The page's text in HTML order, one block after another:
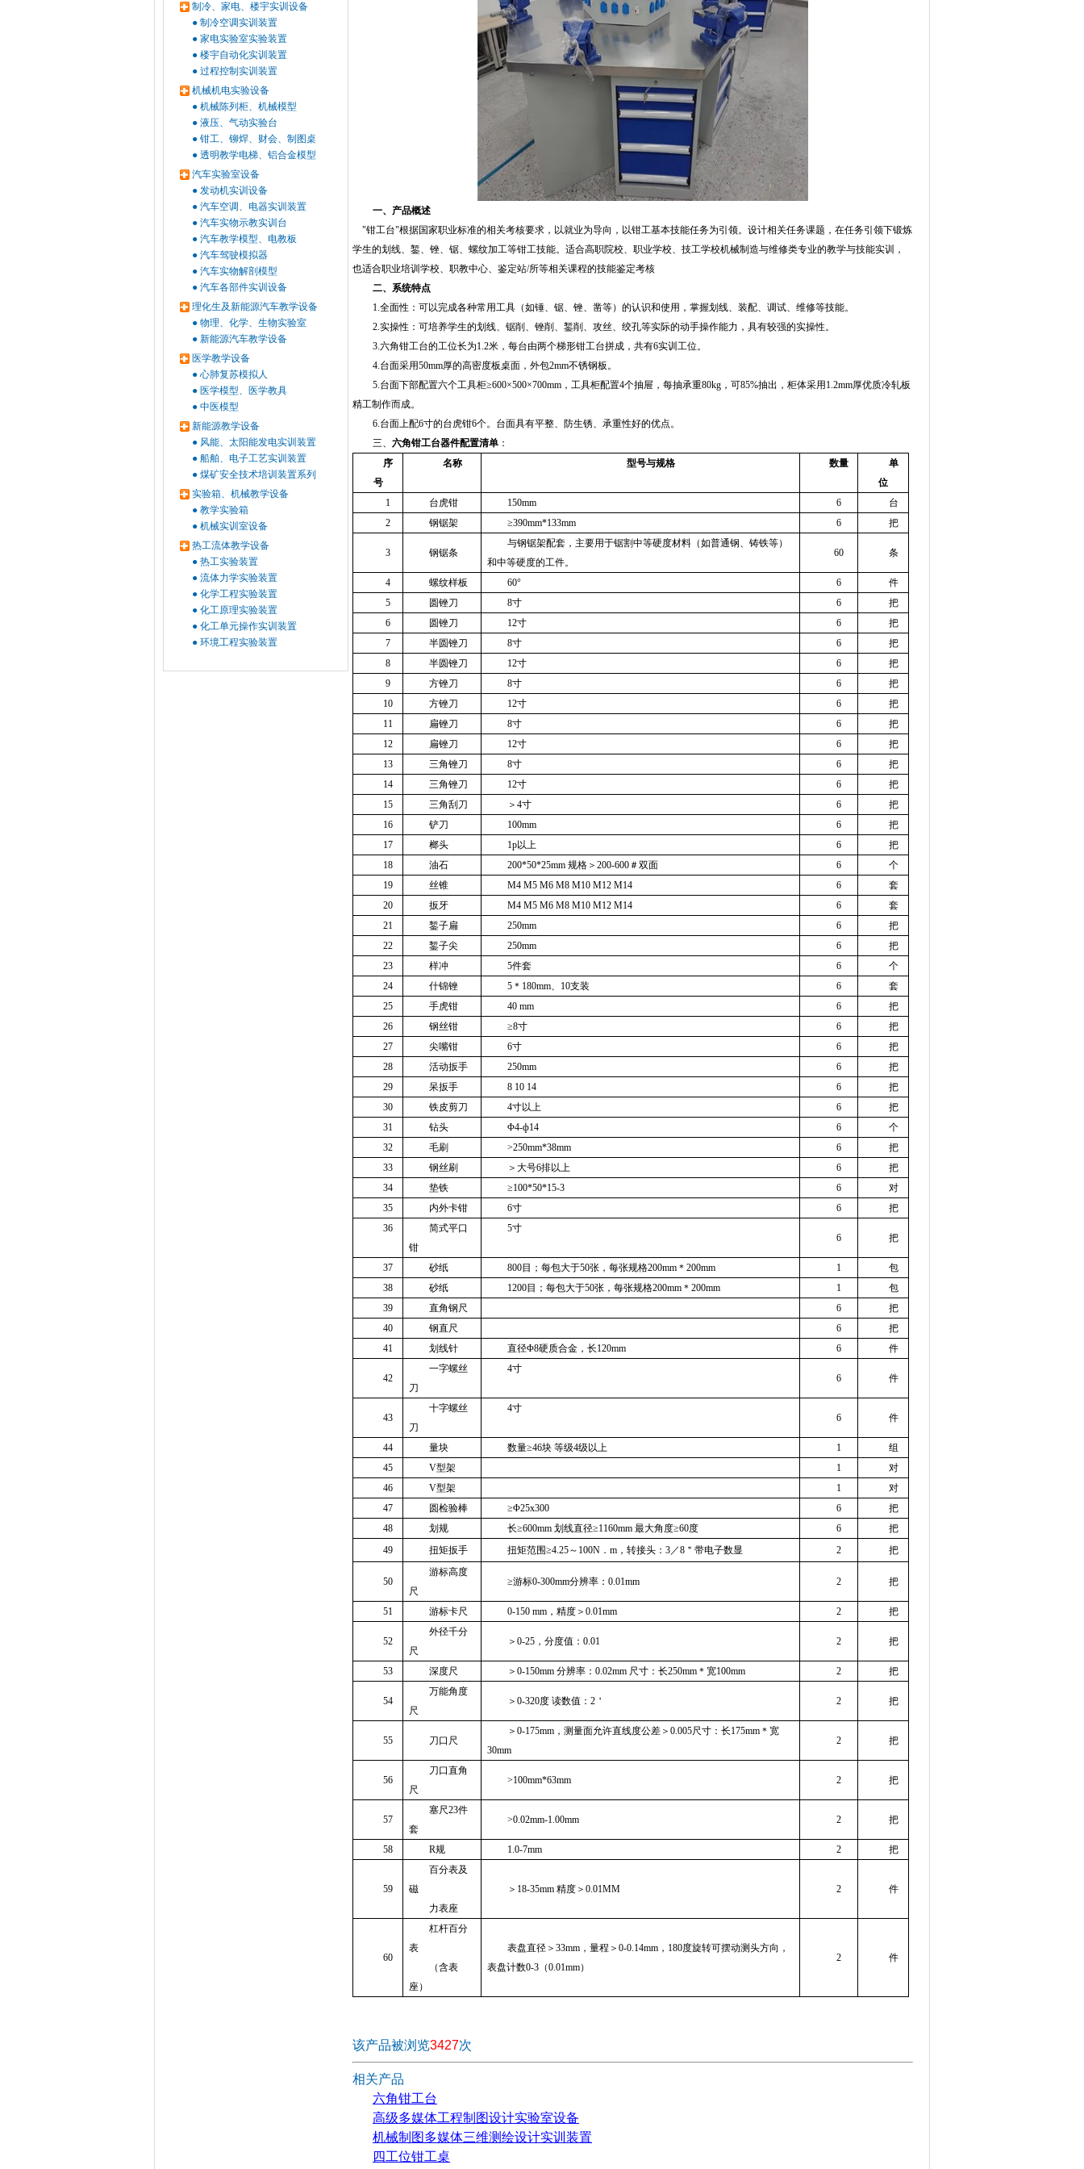
制冷、家电、楼宇实训设备
● 制冷空调实训装置
● 家电实验室实验装置
● 楼宇自动化实训装置
● 过程控制实训装置
机械机电实验设备
● 机械陈列柜、机械模型
● 液压、气动实验台
● 钳工、铆焊、财会、制图桌
● 透明教学电梯、铝合金模型
汽车实验室设备
● 发动机实训设备
● 汽车空调、电器实训装置
● 汽车实物示教实训台
● 汽车教学模型、电教板
● 汽车驾驶模拟器
● 汽车实物解剖模型
● 汽车各部件实训设备
理化生及新能源汽车教学设备
● 物理、化学、生物实验室
● 新能源汽车教学设备
医学教学设备
● 心肺复苏模拟人
● 医学模型、医学教具
● 中医模型
新能源教学设备
● 风能、太阳能发电实训装置
● 船舶、电子工艺实训装置
● 煤矿安全技术培训装置系列
实验箱、机械教学设备
● 教学实验箱
● 机械实训室设备
热工流体教学设备
● 热工实验装置
● 流体力学实验装置
● 化学工程实验装置
● 化工原理实验装置
● 化工单元操作实训装置
● 环境工程实验装置
一、产品概述
"钳工台"根据国家职业标准的相关考核要求，以就业为导向，以钳工基本技能任务为引领。设计相关任务课题，在任务引领下锻炼
学生的划线、錾、锉、锯、螺纹加工等钳工技能。适合高职院校、职业学校、技工学校机械制造与维修类专业的教学与技能实训，
也适合职业培训学校、职教中心、鉴定站/所等相关课程的技能鉴定考核
二、系统特点
1.全面性：可以完成各种常用工具（如锤、锯、锉、凿等）的认识和使用，掌握划线、装配、调试、维修等技能。
2.实操性：可培养学生的划线、锯削、锉削、錾削、攻丝、绞孔等实际的动手操作能力，具有较强的实操性。
3.六角钳工台的工位长为1.2米，每台由两个梯形钳工台拼成，共有6实训工位。
4.台面采用50mm厚的高密度板桌面，外包2mm不锈钢板。
5.台面下部配置六个工具柜≥600×500×700mm ，工具柜配置4个抽屉，每抽承重80kg ，可85%抽出，柜体采用 1.2mm厚优质冷轧板
精工制作而成。
6.台面上配6寸的台虎钳6个。台面具有平整、防生锈、承重性好的优点。
三、 六角钳工台器件配置清单 ：
序
号
名称 型号与规格 数量
单
位
1
台虎钳 150mm 6
台
2
钢锯架 ≥390mm*133mm 6 把
3 钢锯条
与钢锯架配套，主要用于锯割中等硬度材料（如普通钢、铸铁等）
和中等硬度的工件。
60 条
4 螺纹样板 60° 6
件
5
圆锉刀 8寸 6
把
6
圆锉刀 12寸 6
把
7
半圆锉刀 8寸 6
把
8
半圆锉刀 12寸 6
把
9
方锉刀 8寸 6
把
10
方锉刀 12寸 6
把
11
扁锉刀 8寸 6
把
12
扁锉刀 12寸 6
把
13
三角锉刀 8寸 6
把
14
三角锉刀 12寸 6
把
15
三角刮刀 ＞4寸 6
把
16
铲刀 100mm 6
把
17
榔头 1p以上 6
把
18
油石 200*50*25mm规格＞200-600 ＃双面 6
个
19
丝锥 M4 M5 M6 M8 M10 M12 M14 6
套
20
扳牙 M4 M5 M6 M8 M10 M12 M14 6
套
21
錾子扁 250mm 6
把
22
錾子尖 250mm 6
把
23
样冲 5件套 6
个
24
什锦锉 5 ＊ 180mm、 10支装 6
套
25
手虎钳 40 mm 6
把
26
钢丝钳 ≥8寸 6
把
27
尖嘴钳 6寸 6
把
28
活动扳手 250mm 6
把
29
呆扳手 8 10 14 6
把
30
铁皮剪刀 4寸以上 6
把
31
钻头 Φ4-ф14 6
个
32
毛刷 >250mm*38mm 6
把
33
钢丝刷 ＞大号6排以上 6
把
34
垫铁 ≥100*50*15-3 6
对
35
内外卡钳 6寸 6
把
36
简式平口
钳
5寸
6
把
37 砂纸 800目；每包大于50张，每张规格200mm ＊200mm 1
包
38
砂纸 1200目；每包大于50张，每张规格200mm ＊200mm 1
包
39
直角钢尺 6
把
40
钢直尺 6
把
41
划线针 直径Φ8硬质合金，长120mm 6 件
42
一字螺丝
刀
4寸
6
件
43
十字螺丝
刀
4寸
6
件
44 量块 数量≥46块 等级4级以上 1
组
45
V型架 1
对
46
V型架 1
对
47
圆检验棒 ≥Φ25x300 6
把
48
划规 长≥600mm划线直径≥1160mm最大角度≥60度 6
把
49
扭矩扳手 扭矩范围≥4.25～ 100N ．m ，转接头：3／8 ＂带电子数显 2 把
50
游标高度
尺
≥游标0-300mm分辨率：0.01mm 2 把
51 游标卡尺 0-150 mm ，精度＞0.01mm 2 把
52
外径千分
尺
＞0-25 ，分度值：0.01 2 把
53 深度尺 ＞0-150mm分辨率：0.02mm 尺寸：长250mm ＊宽100mm 2 把
54
万能角度
尺
＞0-320度 读数值：2 ＇ 2 把
55 刀口尺
＞0-175mm ，测量面允许直线度公差＞0.005尺寸：长175mm ＊宽
30mm
2 把
56
刀口直角
尺
>100mm*63mm 2 把
57
塞尺23件
套
>0.02mm-1.00mm 2 把
58 R规 1.0-7mm 2 把
59
百分表及
磁
力表座
＞ 18-35mm精度＞0.01MM 2 件
60
杠杆百分
表
（含表
座）
表盘直径＞33mm ，量程＞0-0.14mm ， 180度旋转可摆动测头方向，
表盘计数0-3 （0.01mm）
2 件
该产品被浏览3427次
相关产品
六角钳工台
高级多媒体工程制图设计实验室设备
机械制图多媒体三维测绘设计实训装置
四工位钳工桌